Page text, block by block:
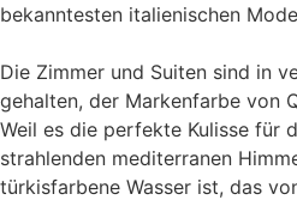
bekanntesten italienischen
Die Zimmer und Suiten sind in
gehalten, der Markenfarbe von
Weil es die perfekte Kulisse für
strahlenden mediterranen
türkisfarbene Wasser ist, das